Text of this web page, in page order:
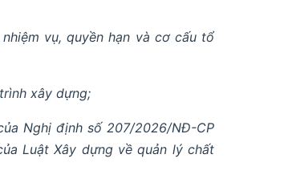
vụ, quyền hạn và cơ cấu tổ
xây dựng;
Nghị định số 207/2026/NĐ-CP
Luật Xây dựng về quản lý chất